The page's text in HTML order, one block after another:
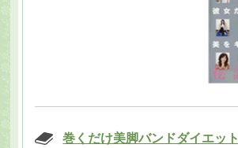
巻くだけ美脚バンドダイエット